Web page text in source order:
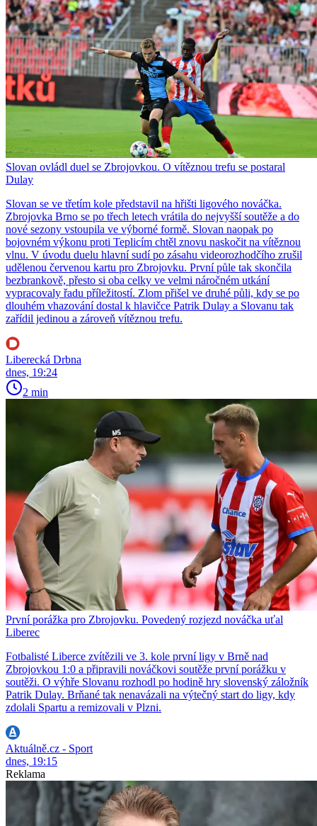
Slovan ovládl duel se Zbrojovkou. O vítěznou trefu se postaral
Dulay
Slovan se ve třetím kole představil na hřišti ligového nováčka.
Zbrojovka Brno se po třech letech vrátila do nejvyšší soutěže a do
nové sezony vstoupila ve výborné formě. Slovan naopak po
bojovném výkonu proti Teplicím chtěl znovu naskočit na vítěznou
vlnu. V úvodu duelu hlavní sudí po zásahu videorozhodčího zrušil
udělenou červenou kartu pro Zbrojovku. První půle tak skončila
bezbrankově, přesto si oba celky ve velmi náročném utkání
vypracovaly řadu příležitostí. Zlom přišel ve druhé půli, kdy se po
dlouhém vhazování dostal k hlavičce Patrik Dulay a Slovanu tak
zařídil jedinou a zároveň vítěznou trefu.
Liberecká Drbna
dnes, 19:24
2 min
První porážka pro Zbrojovku. Povedený rozjezd nováčka uťal
Liberec
Fotbalisté Liberce zvítězili ve 3. kole první ligy v Brně nad
Zbrojovkou 1:0 a připravili nováčkovi soutěže první porážku v
soutěži. O výhře Slovanu rozhodl po hodině hry slovenský záložník
Patrik Dulay. Brňané tak nenavázali na výtečný start do ligy, kdy
zdolali Spartu a remizovali v Plzni.
Aktuálně.cz - Sport
dnes, 19:15
Reklama